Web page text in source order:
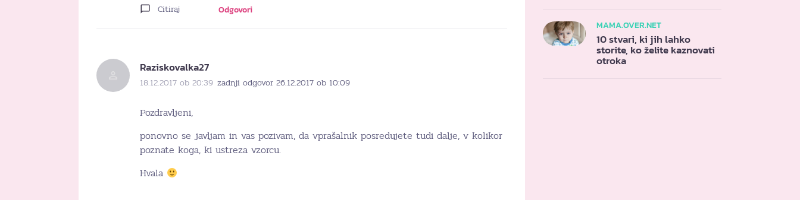
Citiraj Odgovori
Raziskovalka27
18.12.2017 ob 20:39 zadnji odgovor 26.12.2017 ob 10:09
Pozdravljeni,
ponovno se javljam in vas pozivam, da vprašalnik posredujete tudi dalje, v kolikor
poznate koga, ki ustreza vzorcu.
Hvala
MAMA.OVER.NET
10 stvari, ki jih lahko
storite, ko želite kaznovati
otroka